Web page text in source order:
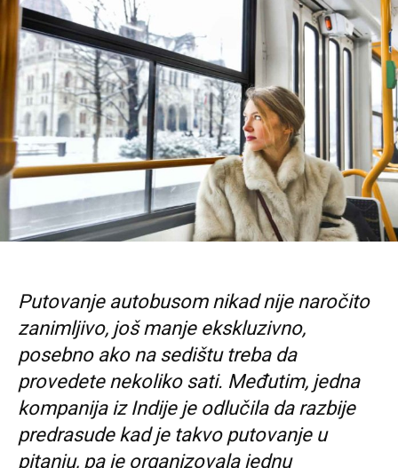
Putovanje autobusom nikad nije naročito
zanimljivo, još manje ekskluzivno,
posebno ako na sedištu treba da
provedete nekoliko sati. Međutim, jedna
kompanija iz Indije je odlučila da razbije
predrasude kad je takvo putovanje u
pitanju, pa je organizovala jednu